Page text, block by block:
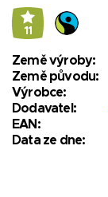
11
Země výroby:
Země původu:
Výrobce:
Dodavatel:
EAN:
Data ze dne: